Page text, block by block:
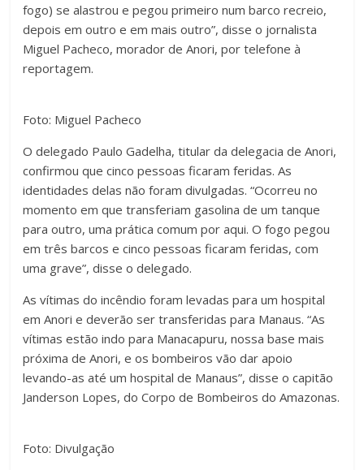
fogo) se alastrou e pegou primeiro num barco recreio,
depois em outro e em mais outro”, disse o jornalista
Miguel Pacheco, morador de Anori, por telefone à
reportagem.
Foto: Miguel Pacheco
O delegado Paulo Gadelha, titular da delegacia de Anori,
confirmou que cinco pessoas ficaram feridas. As
identidades delas não foram divulgadas. “Ocorreu no
momento em que transferiam gasolina de um tanque
para outro, uma prática comum por aqui. O fogo pegou
em três barcos e cinco pessoas ficaram feridas, com
uma grave”, disse o delegado.
As vítimas do incêndio foram levadas para um hospital
em Anori e deverão ser transferidas para Manaus. “As
vítimas estão indo para Manacapuru, nossa base mais
próxima de Anori, e os bombeiros vão dar apoio
levando-as até um hospital de Manaus”, disse o capitão
Janderson Lopes, do Corpo de Bombeiros do Amazonas.
Foto: Divulgação